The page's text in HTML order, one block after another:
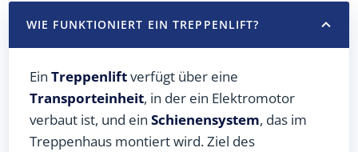
WIE FUNKTIONIERT EIN TREPPENLIFT?
Ein Treppenliftverfügt über eine
Transporteinheit, in der ein Elektromotor
verbaut ist, und ein Schienensystem, das im
Treppenhaus montiert wird. Ziel des